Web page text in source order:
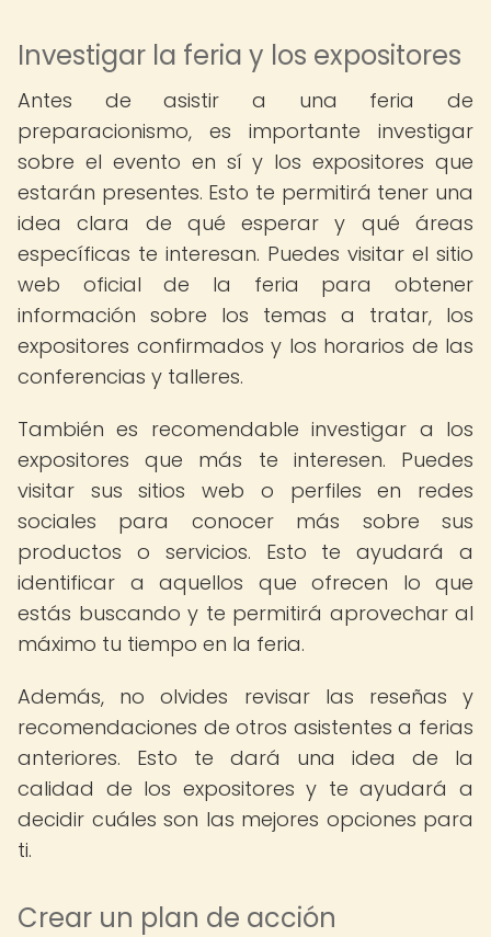
Investigar la feria y los expositores
Antes de asistir a una feria de
preparacionismo, es importante investigar
sobre el evento en sí y los expositores que
estarán presentes. Esto te permitirá tener una
idea clara de qué esperar y qué áreas
específicas te interesan. Puedes visitar el sitio
web oficial de la feria para obtener
información sobre los temas a tratar, los
expositores confirmados y los horarios de las
conferencias y talleres.
También es recomendable investigar a los
expositores que más te interesen. Puedes
visitar sus sitios web o perfiles en redes
sociales para conocer más sobre sus
productos o servicios. Esto te ayudará a
identificar a aquellos que ofrecen lo que
estás buscando y te permitirá aprovechar al
máximo tu tiempo en la feria.
Además, no olvides revisar las reseñas y
recomendaciones de otros asistentes a ferias
anteriores. Esto te dará una idea de la
calidad de los expositores y te ayudará a
decidir cuáles son las mejores opciones para
ti.
Crear un plan de acción